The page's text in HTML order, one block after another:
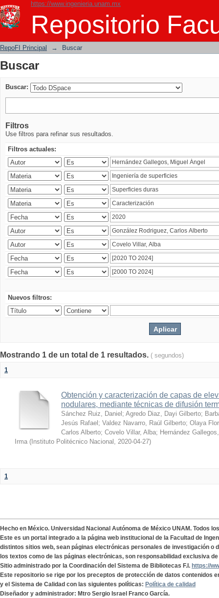
https://www.ingenieria.unam.mx
Repositorio
Buscar
RepoFI Principal → Buscar
Buscar
Buscar:
Filtros
Use filtros para refinar sus resultados.
Filtros actuales:
Nuevos filtros:
Mostrando 1 de un total de 1 resultados. ( segundos)
1
Obtención y caracterización de capas de
nodulares, mediante técnicas de difusión
Sánchez Ruiz, Daniel ; Agredo Diaz, Dayi Gilberto;
Jesús Rafael ; Valdez Navarro, Raúl Gilberto; Olaya
Carlos Alberto; Covelo Villar, Alba; Hernández
Irma ( Instituto Politécnico Nacional , 2020-04-27)
1
Hecho en México. Universidad Nacional Autónoma de México UNAM. Todos
Este es un portal integrado a la página web institucional de la Facultad de
distintos sitios web, sean páginas electrónicas personales de investigación o
los textos como de las páginas electrónicas, son responsabilidad exclusiva
Sitio administrado por la Coordinación del Sistema de Bibliotecas F.I. https://
Este repositorio se rige por los preceptos de protección de datos contenidos
y el Sistema de Calidad con las siguientes políticas: Política de calidad
Diseñador y administrador: Mtro Sergio Israel Franco García.